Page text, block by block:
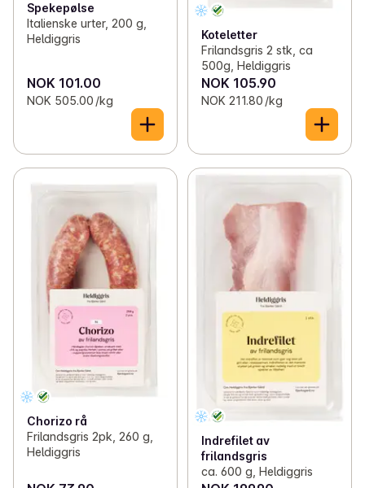
Spekepølse
Italienske urter, 200 g,
Heldiggris
NOK 101.00
NOK 505.00 /kg
Koteletter
Frilandsgris 2 stk, ca
500g, Heldiggris
NOK 105.90
NOK 211.80 /kg
Chorizo rå
Frilandsgris 2pk, 260 g,
Heldiggris
Indrefilet av
frilandsgris
ca. 600 g, Heldiggris